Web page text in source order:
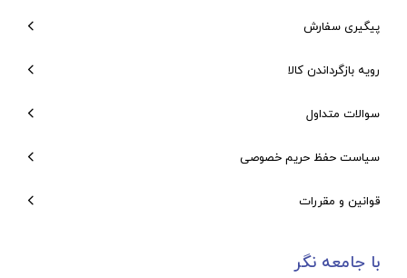
پیگیری سفارش
رویه بازگرداندن کالا
سوالات متداول
سیاست حفظ حریم خصوصی
قوانین و مقررات
با جامعه نگر